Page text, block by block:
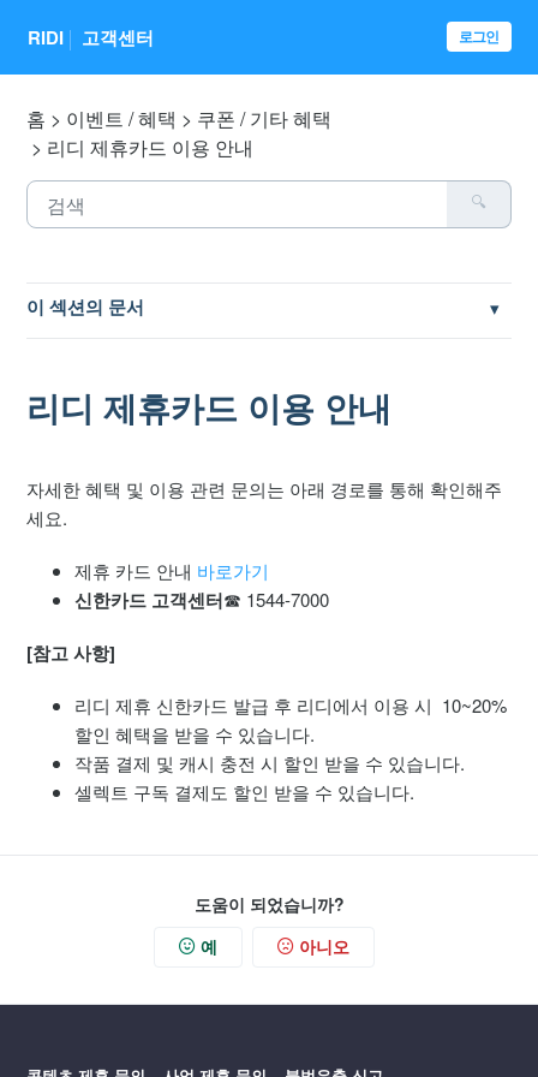
RIDI 고객센터 로그인
홈 이벤트 / 혜택
쿠폰 / 기타 혜택
리디 제휴카드 이용 안내
이 섹션의 문서
책 지급 쿠폰
[안내] 쿠팡 무료 충전소 광고 임시 제한
기다리면 무료 (기다무) 이용 방법
알림 및 앱 푸시 설정 안내
리디 제휴카드 이용 안내
리디 제휴카드 이용 안내
자세한 혜택 및 이용 관련 문의는 아래 경로를 통해 확인해주
세요.
제휴 카드 안내 바로가기
신한카드 고객센터☎ 1544-7000
[참고 사항]
리디 제휴 신한카드 발급 후 리디에서 이용 시 10~20%
할인 혜택을 받을 수 있습니다.
작품 결제 및 캐시 충전 시 할인 받을 수 있습니다.
셀렉트 구독 결제도 할인 받을 수 있습니다.
도움이 되었습니까?
예 아니오